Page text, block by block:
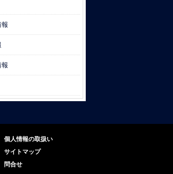
個人情報の取扱い
サイトマップ
問合せ